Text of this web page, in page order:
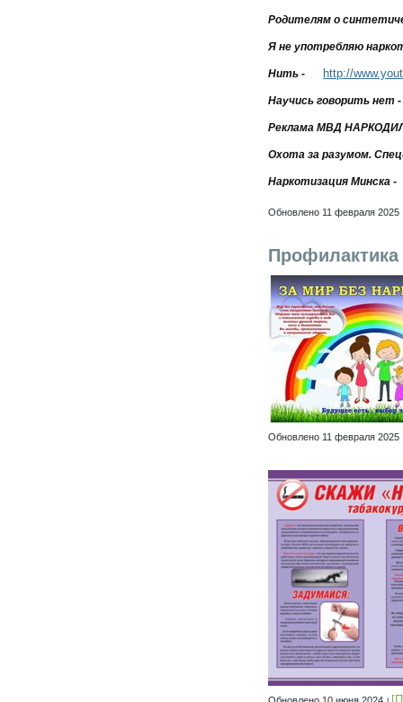
Родителям о
Я не употребляю
Нить - http://
Научись говорить нет -
Реклама МВД
Охота за разумом.
Наркотизация Минска -
Обновлено 11 февраля 2025
Обновлено 11 февраля 2025